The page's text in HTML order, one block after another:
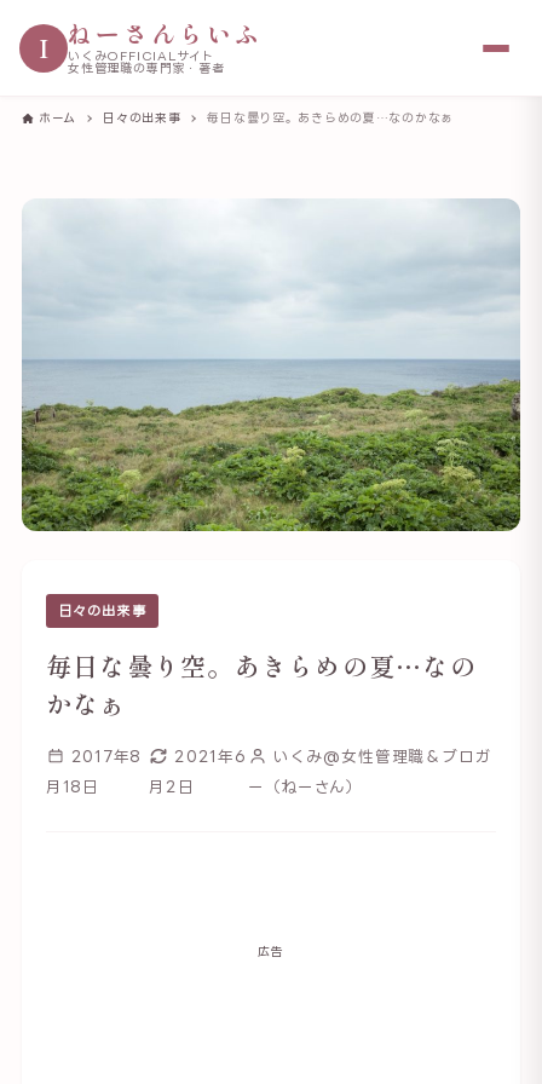
I ねーさんらいふ
いくみOFFICIALサイト
女性管理職の専門家・著者
ホーム 日々の出来事 毎日な曇り空。あきらめの夏…なのかなぁ
日々の出来事
毎日な曇り空。あきらめの夏…なの
かなぁ
2017年8
月18日
2021年6
月2日
いくみ@女性管理職＆ブロガ
ー（ねーさん）
広告